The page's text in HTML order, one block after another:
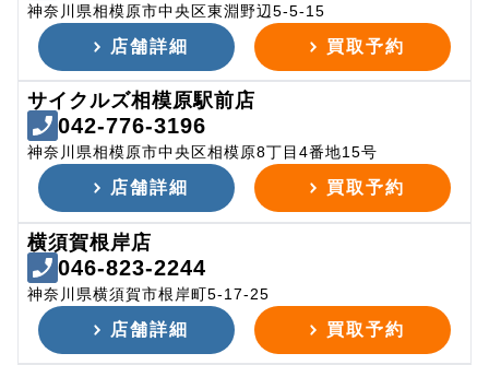
神奈川県相模原市中央区東淵野辺5-5-15
店舗詳細 買取予約
サイクルズ相模原駅前店
042-776-3196
神奈川県相模原市中央区相模原8丁目4番地15号
店舗詳細 買取予約
横須賀根岸店
046-823-2244
神奈川県横須賀市根岸町5-17-25
店舗詳細 買取予約